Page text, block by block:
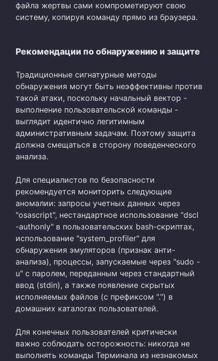
файла жертвы сами компрометируют свою
систему, копируя команду прямо из браузера.
Рекомендации по обнаружению и защите
Традиционные сигнатурные методы
обнаружения могут быть неэффективны против
такой атаки, поскольку начальный вектор -
выполнение пользовательской команды -
выглядит идентично легитимным
административным задачам. Поэтому защита
должна смещаться в сторону поведенческого
анализа.
Для специалистов по безопасности
рекомендуется мониторить следующие
аномалии: запросы учетных данных через
"osascript", нестандартное использование "dscl
-authonly" в пользовательских bash-скриптах,
использование "system_profiler" для
обнаружения эмуляторов (признак анти-
анализа), процессы, запускаемые через "sudo -
u" с паролем, переданным через стандартный
ввод (stdin), а также появление скрытых
исполняемых файлов (с префиксом ".") в
домашних каталогах пользователей.
Для конечных пользователей критически
важно соблюдать осторожность: никогда не
выполнять команды Терминала из незнакомых